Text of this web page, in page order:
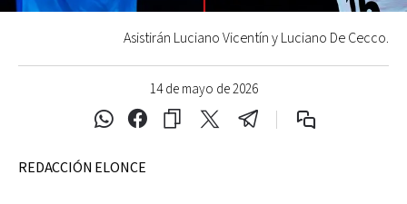
14 de mayo de 2026
Asistirán Luciano Vicentín y Luciano De Cecco.
REDACCIÓN ELONCE